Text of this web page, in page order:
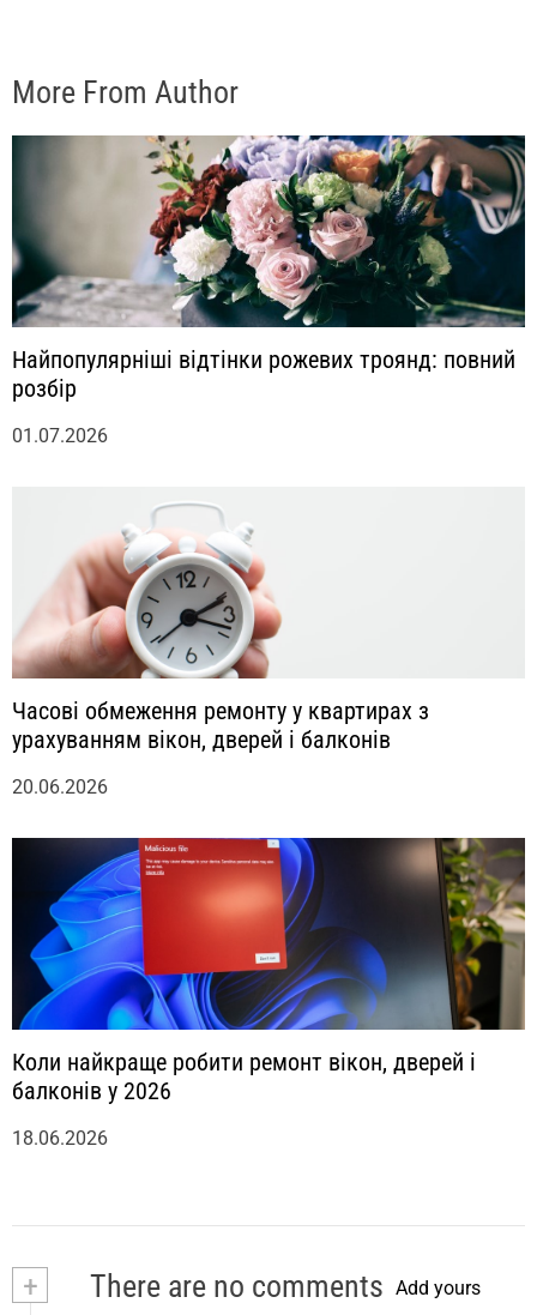
More From Author
Найпопулярніші відтінки рожевих троянд: повний
розбір
01.07.2026
Часові обмеження ремонту у квартирах з
урахуванням вікон, дверей і балконів
20.06.2026
Коли найкраще робити ремонт вікон, дверей і
балконів у 2026
18.06.2026
+ There are no comments Add yours